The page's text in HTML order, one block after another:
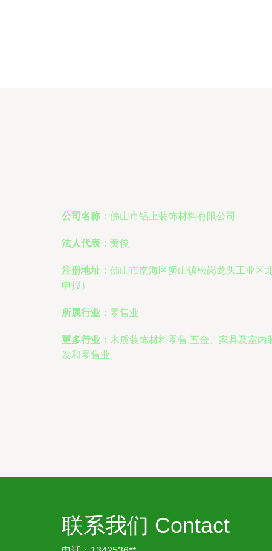
公司名称： 佛山市铝上装饰材料有限公司
法人代表： 黄俊
注册地址： 佛山市南海区狮山镇松岗龙头工业区
申报）
所属行业： 零售业
更多行业： 木质装饰材料零售,五金、家具及室内
发和零售业
联系我们 Contact